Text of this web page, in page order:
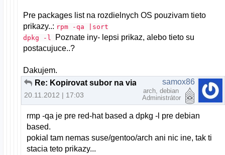
Pre packages list na rozdielnych OS pouzivam tieto
prikazy..: rpm -qa |sort
dpkg -l
Poznate iny- lepsi prikaz, alebo tieto su
postacujuce..?
Dakujem.
20.11.2012 | 17:03
samox86
arch, debian
Administrátor
rmp -qa je pre red-hat based a dpkg -l pre debian
based.
pokial tam nemas suse/gentoo/arch ani nic ine, tak ti
stacia teto prikazy...